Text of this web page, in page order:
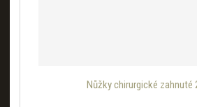
Nůžky chirurgické zahnuté